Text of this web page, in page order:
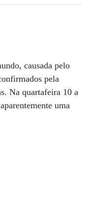
causada pelo
pela
Na quartafeira 10 a
uma